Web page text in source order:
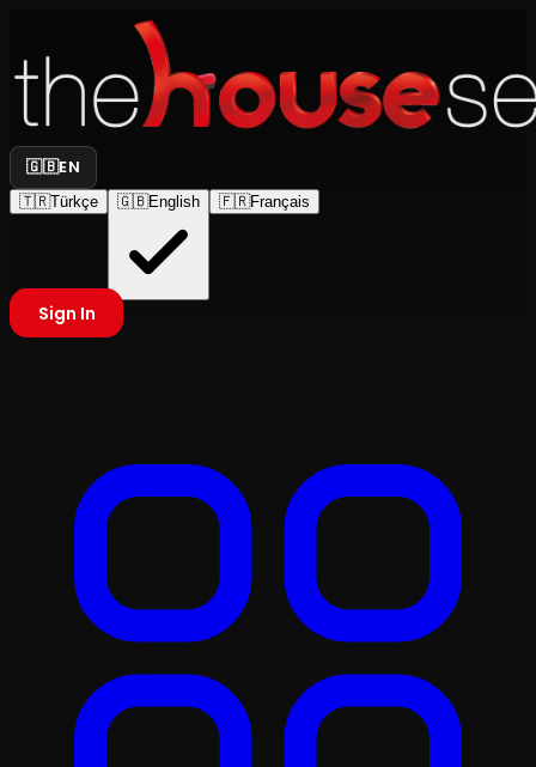
🇬🇧EN
🇹🇷Türkçe 🇬🇧English 🇫🇷Français
Sign In